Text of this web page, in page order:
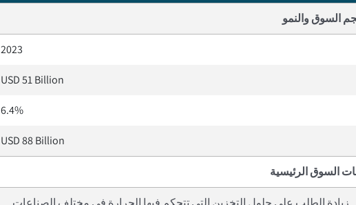
السوق والنمو
2023
USD 51 Billion
6.4%
USD 88 Billion
السوق الرئيسية